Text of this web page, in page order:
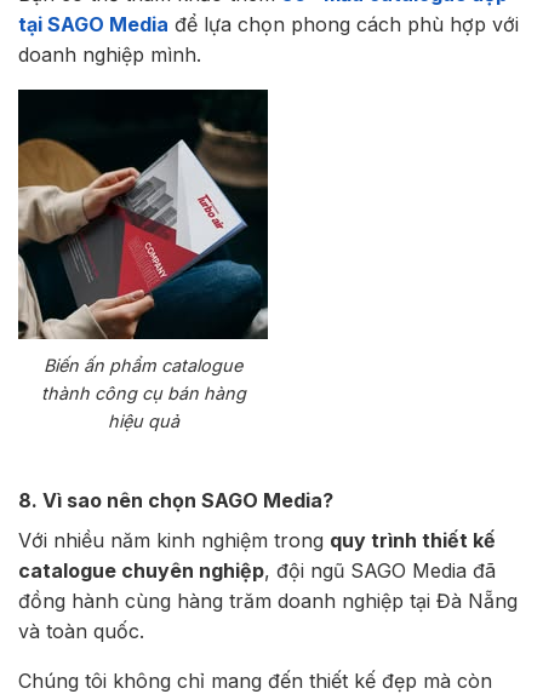
tại SAGO Media để lựa chọn phong cách phù hợp với
doanh nghiệp mình.
Biến ấn phẩm catalogue
thành công cụ bán hàng
hiệu quả
8. Vì sao nên chọn SAGO Media?
Với nhiều năm kinh nghiệm trong quy trình thiết kế
catalogue chuyên nghiệp, đội ngũ SAGO Media đã
đồng hành cùng hàng trăm doanh nghiệp tại Đà Nẵng
và toàn quốc.
Chúng tôi không chỉ mang đến thiết kế đẹp mà còn